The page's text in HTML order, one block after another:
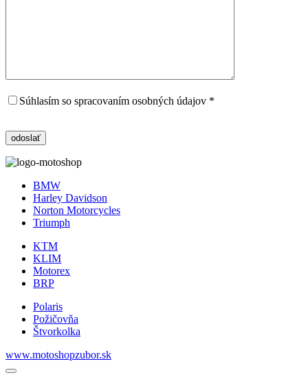
Súhlasím so spracovaním osobných údajov *
BMW
Harley Davidson
Norton Motorcycles
Triumph
KTM
KLIM
Motorex
BRP
Polaris
Požičovňa
Štvorkolka
www.motoshopzubor.sk